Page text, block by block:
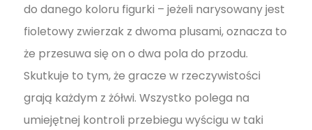
do danego koloru figurki – jeżeli narysowany jest
fioletowy zwierzak z dwoma plusami, oznacza to
że przesuwa się on o dwa pola do przodu.
Skutkuje to tym, że gracze w rzeczywistości
grają każdym z żółwi. Wszystko polega na
umiejętnej kontroli przebiegu wyścigu w taki